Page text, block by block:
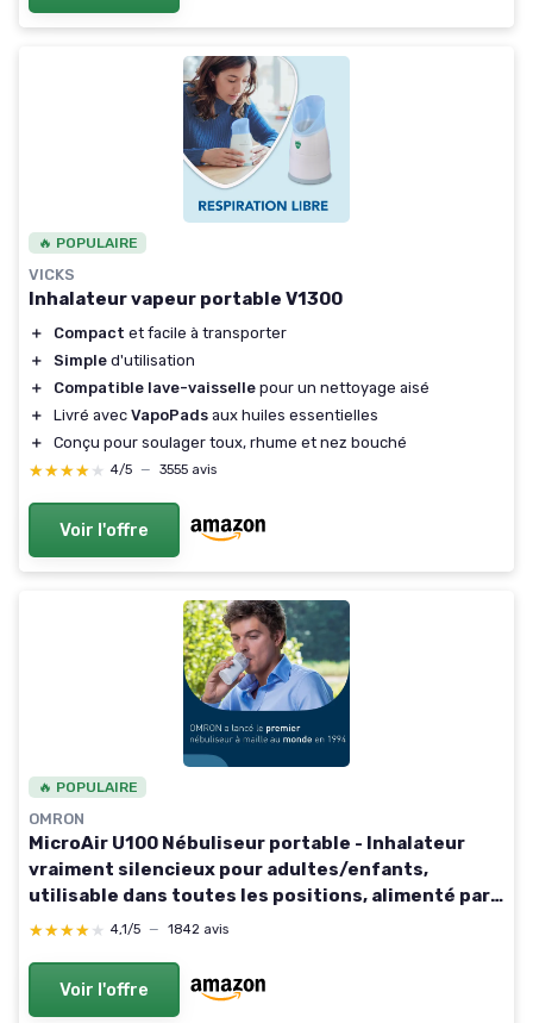
🔥 POPULAIRE
VICKS
Inhalateur vapeur portable V1300
＋ Compact et facile à transporter
＋
Simple d'utilisation
＋
Compatible lave-vaisselle pour un nettoyage aisé
＋
Livré avec VapoPads aux huiles essentielles
＋
Conçu pour soulager toux, rhume et nez bouché
★★★★★
★★★★★ 4/5 — 3555 avis
Voir l'offre
🔥 POPULAIRE
OMRON
MicroAir U100 Nébuliseur portable - Inhalateur
vraiment silencieux pour adultes/enfants,
utilisable dans toutes les positions, alimenté par
batterie pour les cas de toux/rhume, d'asthme, de
★★★★★
★★★★★ 4,1/5 — 1842 avis
Voir l'offre